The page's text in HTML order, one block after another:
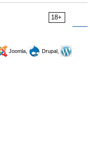
18+
Joomla,
Drupal,